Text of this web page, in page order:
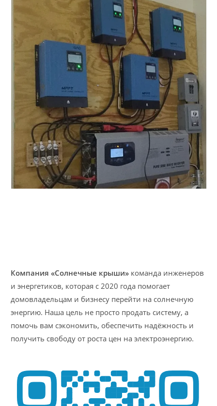
Компания «Солнечные крыши» команда инженеров
и энергетиков, которая с 2020 года помогает
домовладельцам и бизнесу перейти на солнечную
энергию. Наша цель не просто продать систему, а
помочь вам сэкономить, обеспечить надёжность и
получить свободу от роста цен на электроэнергию.